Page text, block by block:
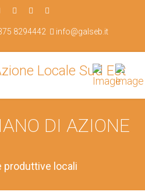
8294442 info@galseb.it
DI AZIONE
produttive locali